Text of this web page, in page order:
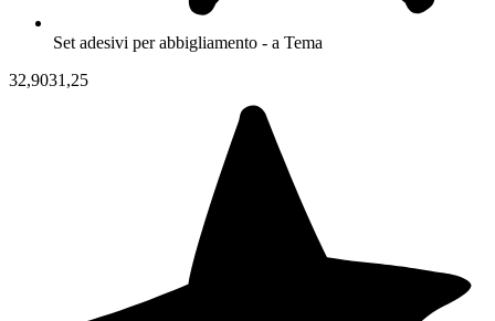
Set adesivi per abbigliamento - a Tema
32,9031,25